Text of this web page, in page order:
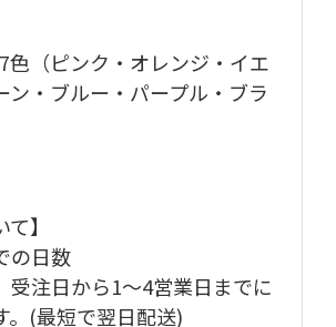
（ピンク・オレンジ・イエ
ン・ブルー・パープル・ブラ
】
の日数
受注日から1～4営業日までに
。(最短で翌日配送)